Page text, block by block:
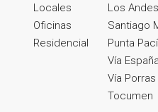
Locales
Oficinas
Residencial
Los
Santiago
Punta
Vía España
Vía Porras
Tocumen